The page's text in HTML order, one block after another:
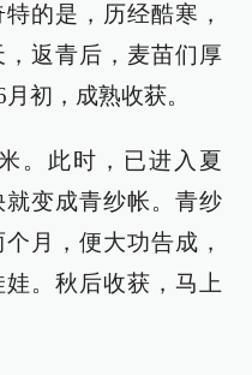
的是，历经酷寒，
返青后，麦苗们厚
初，成熟收获。
。此时，已进入夏
变成青纱帐。青纱
月，便大功告成，
。秋后收获，马上